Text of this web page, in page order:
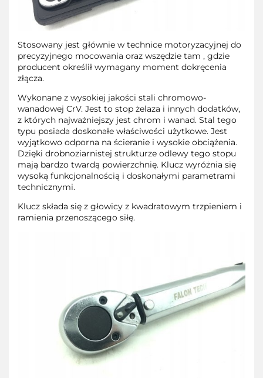
Stosowany jest głównie w technice motoryzacyjnej do
precyzyjnego mocowania oraz wszędzie tam , gdzie
producent określił wymagany moment dokręcenia
złącza.
Wykonane z wysokiej jakości stali chromowo-
wanadowej CrV. Jest to stop żelaza i innych dodatków,
z których najważniejszy jest chrom i wanad. Stal tego
typu posiada doskonałe właściwości użytkowe. Jest
wyjątkowo odporna na ścieranie i wysokie obciążenia.
Dzięki drobnoziarnistej strukturze odlewy tego stopu
mają bardzo twardą powierzchnię. Klucz wyróżnia się
wysoką funkcjonalnością i doskonałymi parametrami
technicznymi.
Klucz składa się z głowicy z kwadratowym trzpieniem i
ramienia przenoszącego siłę.